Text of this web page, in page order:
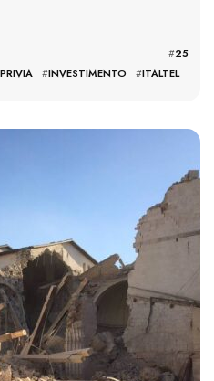
#25
#INVESTIMENTO #ITALTEL